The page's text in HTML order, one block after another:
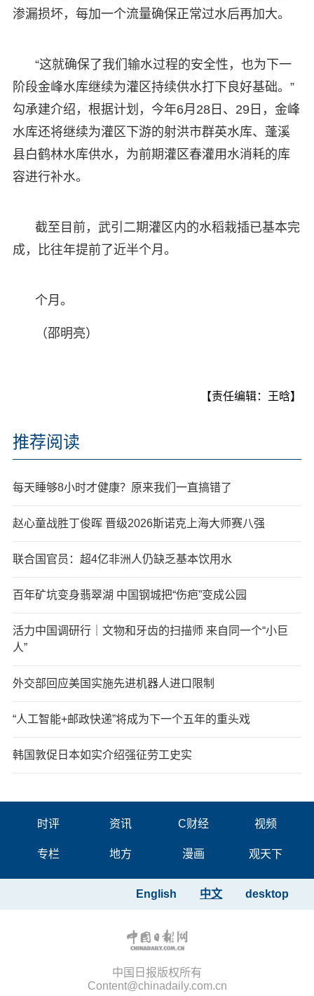
渗漏损坏，每加一个流量确保正常过水后再加大。
“这就确保了我们输水过程的安全性，也为下一
阶段金峰水库继续为灌区持续供水打下良好基础。”
勾承建介绍，根据计划，今年6月28日、29日，金峰
水库还将继续为灌区下游的射洪市群英水库、蓬溪
县白鹤林水库供水，为前期灌区春灌用水消耗的库
容进行补水。
截至目前，武引二期灌区内的水稻栽插已基本完
成，比往年提前了近半个月。
个月。
（邵明亮）
【责任编辑：王晗】
推荐阅读
每天睡够8小时才健康？原来我们一直搞错了
赵心童战胜丁俊晖 晋级2026斯诺克上海大师赛八强
联合国官员：超4亿非洲人仍缺乏基本饮用水
百年矿坑变身翡翠湖 中国钢城把“伤疤”变成公园
活力中国调研行｜文物和牙齿的扫描师 来自同一个“小巨
人”
外交部回应美国实施先进机器人进口限制
“人工智能+邮政快递”将成为下一个五年的重头戏
韩国敦促日本如实介绍强征劳工史实
时评 资讯 C财经 视频
专栏 地方 漫画 观天下
desktop
中文
English
中国日报版权所有
Content@chinadaily.com.cn